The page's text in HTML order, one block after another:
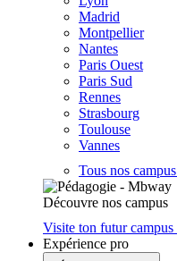
Madrid
Montpellier
Nantes
Paris Ouest
Paris Sud
Rennes
Strasbourg
Toulouse
Vannes
Tous nos campus
Découvre nos campus
Visite ton futur campus
Expérience pro